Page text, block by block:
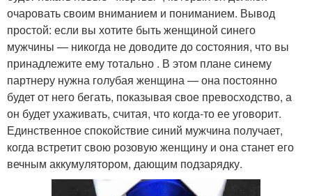
очаровать своим вниманием и пониманием. Вывод
простой: если вы хотите быть женщиной синего
мужчины — никогда не доводите до состояния, что вы
принадлежите ему тотально . В этом плане синему
партнеру нужна голубая женщина — она постоянно
будет от него бегать, показывая свое превосходство, а
он будет ухаживать, считая, что когда-то ее уговорит.
Единственное спокойствие синий мужчина получает,
когда встретит свою розовую женщину и она станет его
вечным аккумулятором, дающим подзарядку.